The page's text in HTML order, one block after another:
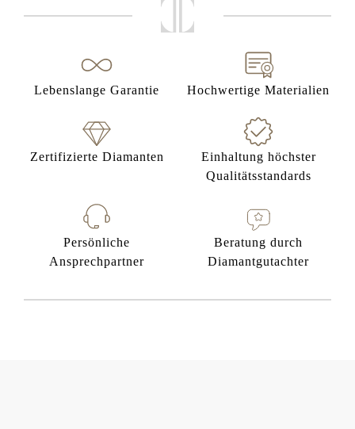
Lebenslange Garantie Hochwertige Materialien
Zertifizierte Diamanten
Einhaltung höchster
Qualitätsstandards
Persönliche
Ansprechpartner
Beratung durch
Diamantgutachter